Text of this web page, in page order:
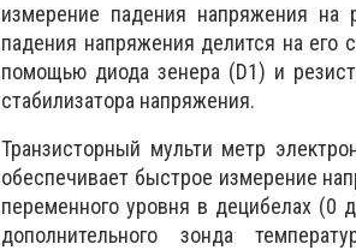
измерение падения напряжения на
падения напряжения делится на его
помощью диода зенера (D1) и
стабилизатора напряжения.
Транзисторный мульти метр
обеспечивает быстрое измерение
переменного уровня в децибелах (0
дополнительного зонда